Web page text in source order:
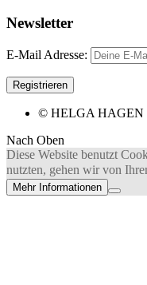
Newsletter
E-Mail Adresse:
© HELGA HAGEN
Nach Oben
Diese Website benutzt
nutzten, gehen wir von
Mehr Informationen